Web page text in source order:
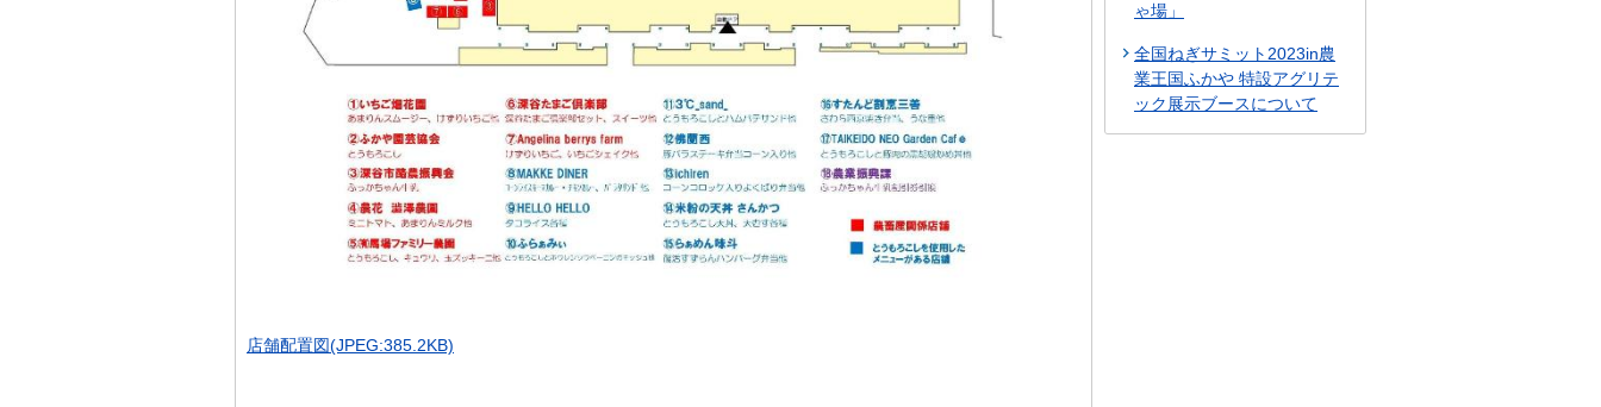
店舗配置図(JPEG:385.2KB)
ゃ場」
全国ねぎサミット2023in農
業王国ふかや 特設アグリテ
ック展示ブースについて